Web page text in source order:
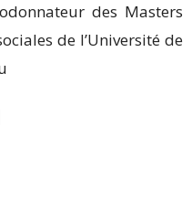
des Masters
de l’Université de